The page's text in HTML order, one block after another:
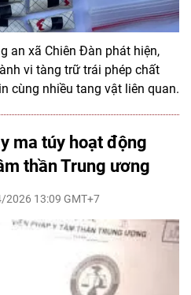
an xã Chiên Đàn phát hiện,
vi tàng trữ trái phép chất
cùng nhiều tang vật liên quan.
ma túy hoạt động
thần Trung ương
2026 13:09 GMT+7